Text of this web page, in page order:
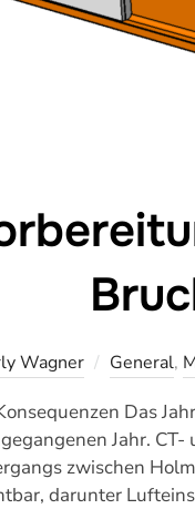
Wagner General,
Das
Jahr.
zwischen
darunter